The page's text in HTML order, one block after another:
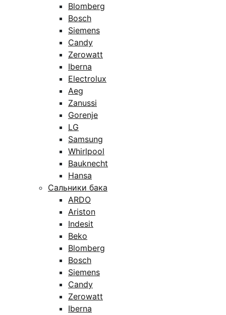
Blomberg
Bosch
Siemens
Candy
Zerowatt
Iberna
Electrolux
Aeg
Zanussi
Gorenje
LG
Samsung
Whirlpool
Bauknecht
Hansa
Сальники бака
ARDO
Ariston
Indesit
Beko
Blomberg
Bosch
Siemens
Candy
Zerowatt
Iberna